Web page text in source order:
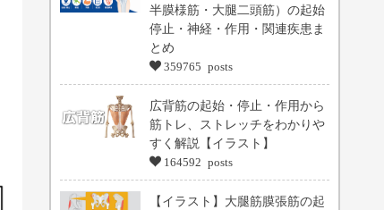
半膜様筋・大腿二頭筋）の起始
停止・神経・作用・関連疾患ま
とめ
359765 posts
広背筋の起始・停止・作用から
筋トレ、ストレッチをわかりや
すく解説【イラスト】
164592 posts
【イラスト】大腿筋膜張筋の起